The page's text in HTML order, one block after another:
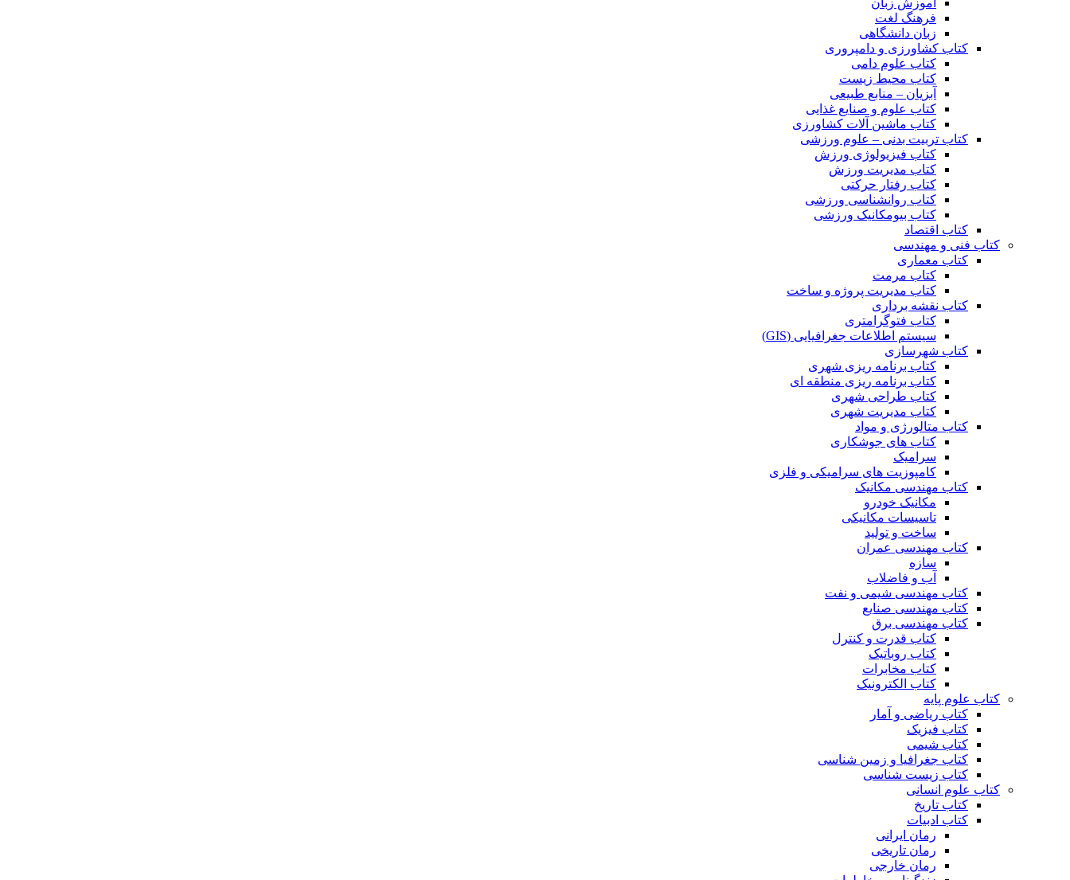
فرهنگ لغت
زبان دانشگاهی
کتاب کشاورزی و دامپروری
کتاب علوم دامی
کتاب محیط زیست
آبزیان – منابع طبیعی
کتاب علوم و صنایع غذایی
کتاب ماشین آلات کشاورزی
کتاب تربیت بدنی – علوم ورزشی
کتاب فیزیولوژی ورزش
کتاب مدیریت ورزش
کتاب رفتار حرکتی
کتاب روانشناسی ورزشی
کتاب بیومکانیک ورزشی
کتاب اقتصاد
کتاب فنی و مهندسی
کتاب معماری
کتاب مرمت
کتاب مدیریت پروژه و ساخت
کتاب نقشه برداری
کتاب فتوگرامتری
سیستم اطلاعات جغرافیایی (GIS)
کتاب شهرسازی
کتاب برنامه ریزی شهری
کتاب برنامه ریزی منطقه ای
کتاب طراحی شهری
کتاب مدیریت شهری
کتاب متالورژی و مواد
کتاب های جوشکاری
سرامیک
کامپوزیت های سرامیکی و فلزی
کتاب مهندسی مکانیک
مکانیک خودرو
تاسیسات مکانیکی
ساخت و تولید
کتاب مهندسی عمران
سازه
آب و فاضلاب
کتاب مهندسی شیمی و نفت
کتاب مهندسی صنایع
کتاب مهندسی برق
کتاب قدرت و کنترل
کتاب روباتیک
کتاب مخابرات
کتاب الکترونیک
کتاب علوم پایه
کتاب ریاضی و آمار
کتاب فیزیک
کتاب شیمی
کتاب جغرافیا و زمین شناسی
کتاب زیست شناسی
کتاب علوم انسانی
کتاب تاریخ
کتاب ادبیات
رمان ایرانی
رمان تاریخی
رمان خارجی